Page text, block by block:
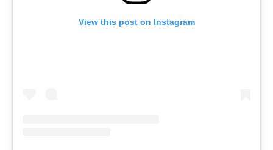
View this post on Instagram